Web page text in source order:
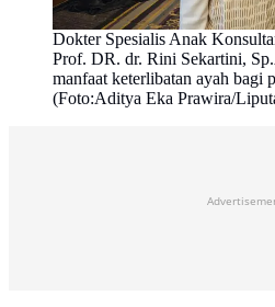
Dokter Spesialis Anak
Prof. DR. dr. Rini Sekartini,
manfaat keterlibatan ayah bagi
(Foto:Aditya Eka Prawira/